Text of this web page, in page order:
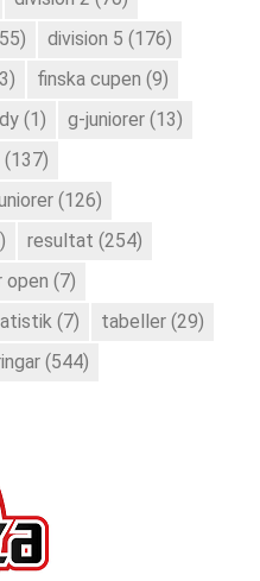
division 5 (176)
finska cupen (9)
(1) g-juniorer (13)
(137)
(126)
resultat (254)
open (7)
(7) tabeller (29)
(544)